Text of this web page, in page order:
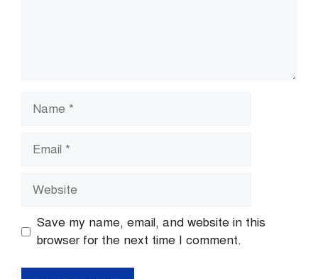
Save my name, email, and website in this
browser for the next time I comment.